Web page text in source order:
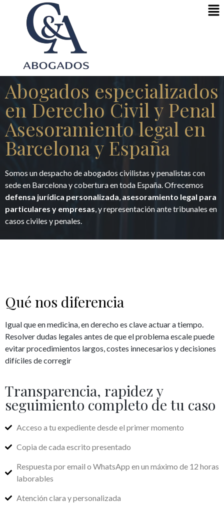
Abogados especializados
en Derecho Civil y Penal
Asesoramiento legal en
Barcelona y España
Somos un despacho de abogados civilistas y penalistas con
sede en Barcelona y cobertura en toda España. Ofrecemos
defensa jurídica personalizada, asesoramiento legal para
particulares y empresas, y representación ante tribunales en
casos civiles y penales.
Qué nos diferencia
Igual que en medicina, en derecho es clave actuar a tiempo.
Resolver dudas legales antes de que el problema escale puede
evitar procedimientos largos, costes innecesarios y decisiones
difíciles de corregir
Transparencia, rapidez y
seguimiento completo de tu caso
Acceso a tu expediente desde el primer momento
Copia de cada escrito presentado
Respuesta por email o WhatsApp en un máximo de 12 horas
laborables
Atención clara y personalizada